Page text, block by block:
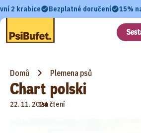
2 krabice Bezplatné doručení 15%
Domů Plemena psů
Chart polski
22. 11. 2024
•
1m čtení